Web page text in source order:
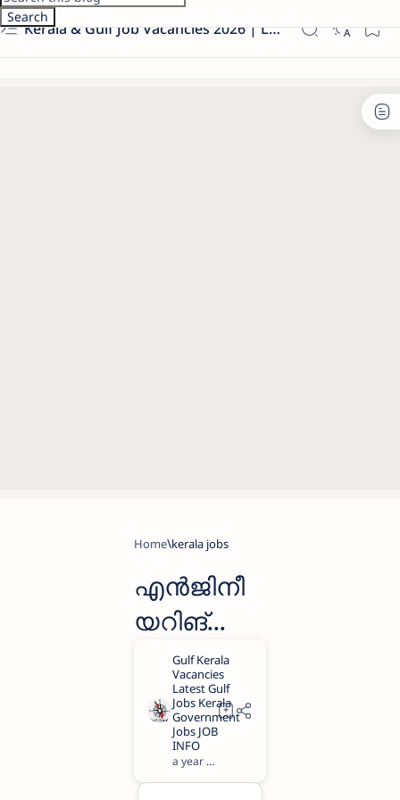
Kerala & Gulf Job Vacancies 2026 | Latest Govt & Private Jobs
Home kerala jobs
എൻജിനീ
യറിങ്
കോളേജി
ൽ വിവിധ
യോഗ്യത
യുള്ളവർ
a year ago